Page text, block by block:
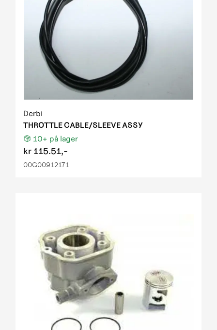
Derbi
THROTTLE CABLE/SLEEVE ASSY
10+ på lager
kr 115.51,-
00G00912171